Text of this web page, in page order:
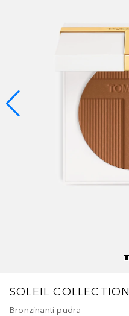
SOLEIL COLLECTION
Bronzinanti pudra